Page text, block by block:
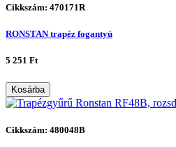
Cikkszám: 470171R
RONSTAN trapéz fogantyú
5 251 Ft
Kosárba
Cikkszám: 480048B